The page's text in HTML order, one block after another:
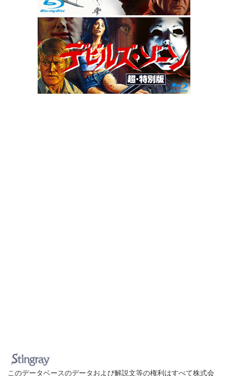
このデータベースのデータおよび解説文等の権利はすべて株式会